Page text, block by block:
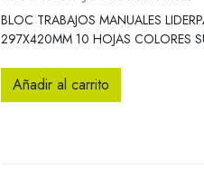
 Vista rápida
BLOC TRABAJOS MANUALES
297X420MM 10 HOJAS COLORES
Añadir al carrito